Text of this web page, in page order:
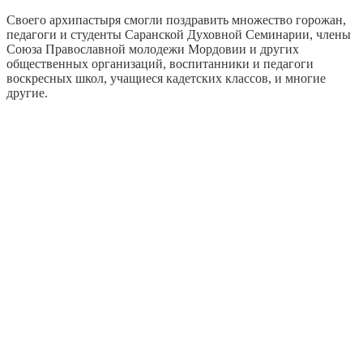
Своего архипастыря смогли поздравить множество горожан,
педагоги и студенты Саранской Духовной Семинарии, члены
Союза Православной молодежи Мордовии и других
общественных организаций, воспитанники и педагоги
воскресных школ, учащиеся кадетских классов, и многие
другие.